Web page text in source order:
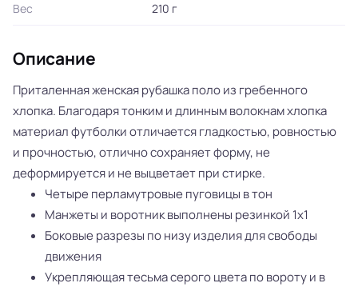
Вес 210 г
Описание
Приталенная женская рубашка поло из гребенного
хлопка. Благодаря тонким и длинным волокнам хлопка
материал футболки отличается гладкостью, ровностью
и прочностью, отлично сохраняет форму, не
деформируется и не выцветает при стирке.
Четыре перламутровые пуговицы в тон
Манжеты и воротник выполнены резинкой 1x1
Боковые разрезы по низу изделия для свободы
движения
Укрепляющая тесьма серого цвета по вороту и в